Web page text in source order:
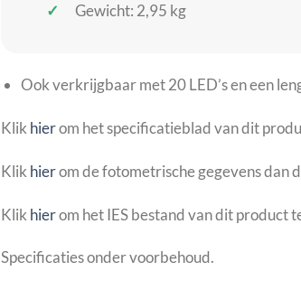
Gewicht: 2,95 kg
Ook verkrijgbaar met 20 LED’s en een
Klik hierom het specificatieblad van dit
Klik hierom de fotometrische gegevens dan
Klik hierom het IES bestand van dit product
Specificaties onder voorbehoud.